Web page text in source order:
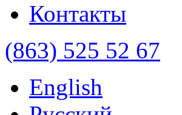
Контакты
(863) 525 52 67
English